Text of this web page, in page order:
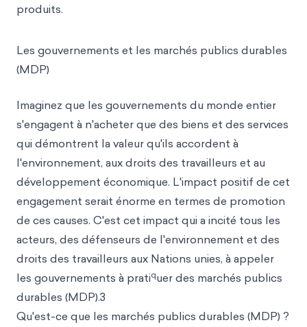
produits.
Les gouvernements et les marchés publics durables
(MDP)
Imaginez que les gouvernements du monde entier
s'engagent à n'acheter que des biens et des services
qui démontrent la valeur qu'ils accordent à
l'environnement, aux droits des travailleurs et au
développement économique. L'impact positif de cet
engagement serait énorme en termes de promotion
de ces causes. C'est cet impact qui a incité tous les
acteurs, des défenseurs de l'environnement et des
droits des travailleurs aux Nations unies, à appeler
les gouvernements à pratiquer des marchés publics
durables (MDP).3
Qu'est-ce que les marchés publics durables (MDP) ?